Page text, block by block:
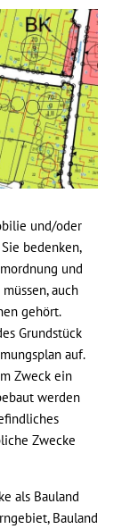
und/oder
bedenken,
und
auch
gehört.
Grundstück
auf.
Zweck ein
werden
Zwecke
als Bauland
Bauland